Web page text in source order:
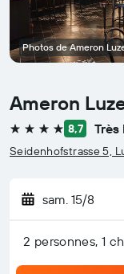
Ameron
4 étoiles 8,7 Très
Seidenhofstrasse 5,
sam. 15/8
2 personnes, 1
Photos de Ameron